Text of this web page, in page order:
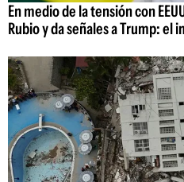
En medio de la tensión con
Rubio y da señales a Trump: el